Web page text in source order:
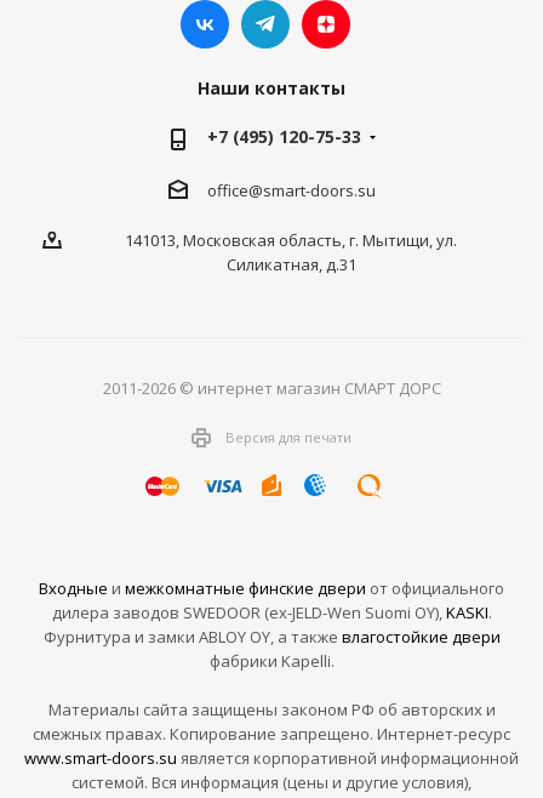
Наши контакты
+7 (495) 120-75-33
office@smart-doors.su
141013, Московская область, г. Мытищи, ул.
Силикатная, д.31
2011-2026 © интернет магазин СМАРТ ДОРС
Версия для печати
Входные и межкомнатные финские двери от официального
дилера заводов SWEDOOR (ex-JELD-Wen Suomi OY),KASKI.
Фурнитура и замки ABLOY OY, а также влагостойкие двери
фабрики Kapelli.
Материалы сайта защищены законом РФ об авторских и
смежных правах. Копирование запрещено. Интернет-ресурс
www.smart-doors.su является корпоративной информационной
системой. Вся информация (цены и другие условия),